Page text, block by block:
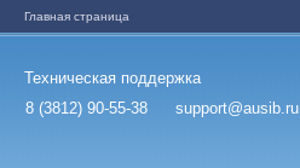
Главная страница
Техническая поддержка
8 (3812) 90-55-38
support@ausib.ru